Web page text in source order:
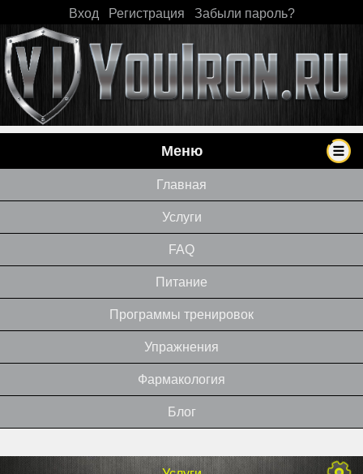
Вход Регистрация Забыли пароль?
Меню
Главная
Услуги
FAQ
Питание
Программы тренировок
Упражнения
Фармакология
Блог